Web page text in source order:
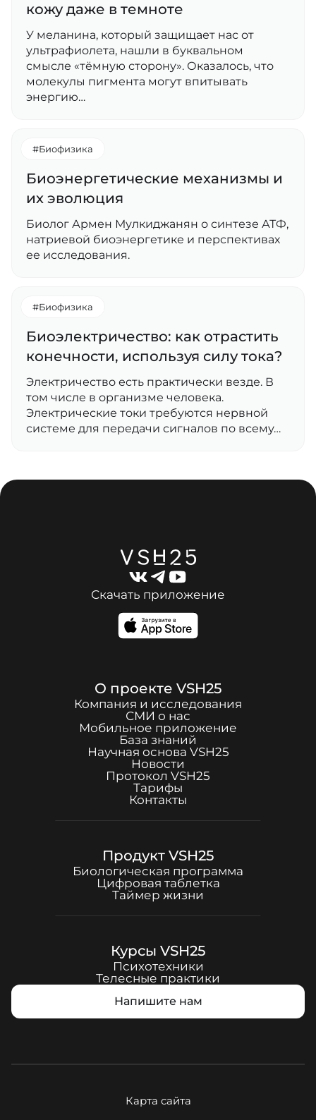
кожу даже в темноте
У меланина, который защищает нас от
ультрафиолета, нашли в буквальном
смысле «тёмную сторону». Оказалось, что
молекулы пигмента могут впитывать
энергию…
#Биофизика
Биоэнергетические механизмы и
их эволюция
Биолог Армен Мулкиджанян о синтезе АТФ,
натриевой биоэнергетике и перспективах
ее исследования.
#Биофизика
Биоэлектричество: как отрастить
конечности, используя силу тока?
Электричество есть практически везде. В
том числе в организме человека.
Электрические токи требуются нервной
системе для передачи сигналов по всему…
Скачать приложение
О проекте VSH25
Компания и исследования
СМИ о нас
Мобильное приложение
База знаний
Научная основа VSH25
Новости
Протокол VSH25
Тарифы
Контакты
Продукт VSH25
Биологическая программа
Цифровая таблетка
Таймер жизни
Курсы VSH25
Психотехники
Телесные практики
Напишите нам
Карта сайта